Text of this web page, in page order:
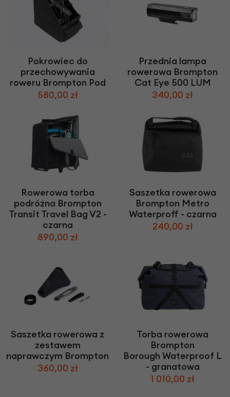
Pokrowiec do
przechowywania
roweru Brompton Pod
580,00 zł
Przednia lampa
rowerowa Brompton
Cat Eye 500 LUM
340,00 zł
Rowerowa torba
podróżna Brompton
Transit Travel Bag V2 -
czarna
890,00 zł
Saszetka rowerowa
Brompton Metro
Waterproff - czarna
240,00 zł
Saszetka rowerowa z
zestawem
naprawczym Brompton
360,00 zł
Torba rowerowa
Brompton
Borough Waterproof L
- granatowa
1 010,00 zł